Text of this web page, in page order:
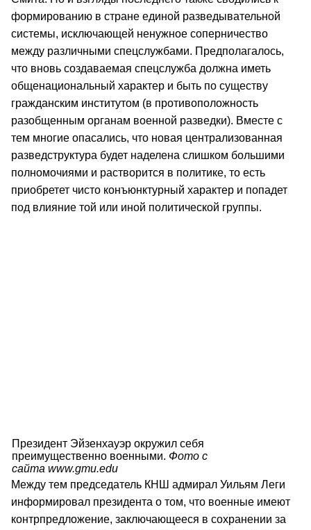
формированию в стране единой разведывательной
системы, исключающей ненужное соперничество
между различными спецслужбами. Предполагалось,
что вновь создаваемая спецслужба должна иметь
общенациональный характер и быть по существу
гражданским институтом (в противоположность
разобщенным органам военной разведки). Вместе с
тем многие опасались, что новая централизованная
разведструктура будет наделена слишком большими
полномочиями и растворится в политике, то есть
приобретет чисто конъюнктурный характер и попадет
под влияние той или иной политической группы.
Президент Эйзенхауэр окружил себя
преимущественно военными. Фото с
сайта www.gmu.edu
Между тем председатель КНШ адмирал Уильям Леги
информировал президента о том, что военные имеют
контрпредложение, заключающееся в сохранении за